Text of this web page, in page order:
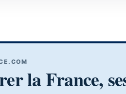
la France,